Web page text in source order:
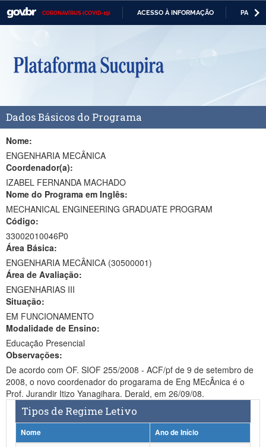
CORONAVÍRUS (COVID-19) ACESSO À INFORMAÇÃO
Casa Civil
Ministério da Defesa
Ministério da Economia
Ministério da Infraestrutura
Ministério da Educação
Ministério da Cidadania
Ministério da Saúde
Ministério de Minas e Energia
Ministério da Ciência, Tecnologia, Inovações e Comunicações
Ministério do Meio Ambiente
Ministério do Turismo
Ministério do Desenvolvimento Regional
Ministério da Mulher, da Família e dos Direitos Humanos
Secretaria-Geral
Dados Básicos do Programa
Nome:
ENGENHARIA MECÂNICA
Coordenador(a):
IZABEL FERNANDA MACHADO
Nome do Programa em Inglês:
MECHANICAL ENGINEERING GRADUATE PROGRAM
Código:
33002010046P0
Área Básica:
ENGENHARIA MECÂNICA (30500001)
Área de Avaliação:
ENGENHARIAS III
Situação:
EM FUNCIONAMENTO
Modalidade de Ensino:
Educação Presencial
Observações:
De acordo com OF. SIOF 255/2008 - ACF/pf de 9 de setembro de
2008, o novo coordenador do progarama de Eng MEcÂnica é o
Prof. Jurandir Itizo Yanagihara. Derald, em 26/09/08.
Tipos de Regime Letivo
Nome
Ano de Início